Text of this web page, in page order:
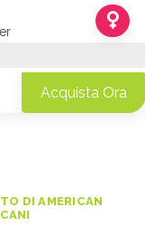
Acquista Ora
DI AMERICAN